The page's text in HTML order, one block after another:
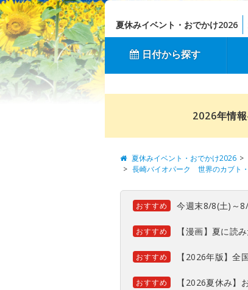
夏休みイベント・おでかけ2026
日付から探す
2026年情
夏休みイベント・おでかけ2026
長崎バイオパーク 世界のカブト
おすすめ 今週末8/8(土)～
おすすめ 【漫画】夏に読
おすすめ 【2026年版】全
おすすめ 【2026夏休み】